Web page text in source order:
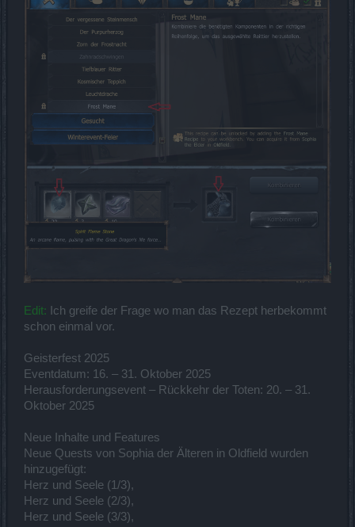
Edit: Ich greife der Frage wo man das Rezept herbekommt
schon einmal vor.
Geisterfest 2025
Eventdatum: 16. – 31. Oktober 2025
Herausforderungsevent – Rückkehr der Toten: 20. – 31.
Oktober 2025
Neue Inhalte und Features
Neue Quests von Sophia der Älteren in Oldfield wurden
hinzugefügt:
Herz und Seele (1/3),
Herz und Seele (2/3),
Herz und Seele (3/3),